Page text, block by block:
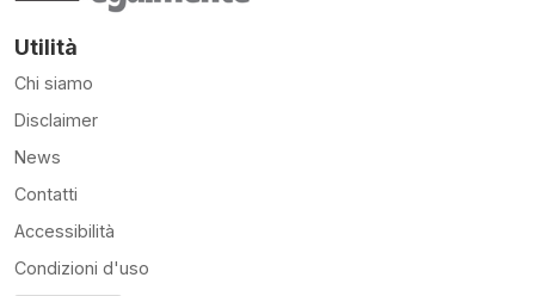
Utilità
Chi siamo
Disclaimer
News
Contatti
Accessibilità
Condizioni d'uso